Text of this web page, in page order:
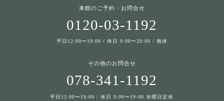
来館のご予約・お問合せ
0120-03-1192
平日12:00〜19:00 / 休日 9:00〜20:00 / 無休
その他のお問合せ
078-341-1192
平日12:00〜19:00 / 休日 9:00〜19:00 水曜日定休